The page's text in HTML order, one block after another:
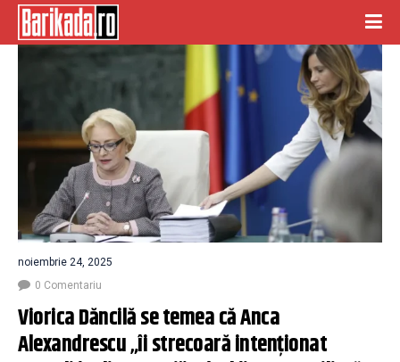
noiembrie 24, 2025
0 Comentariu
Viorica Dăncilă se temea că Anca
Alexandrescu „îi strecoară intenţionat